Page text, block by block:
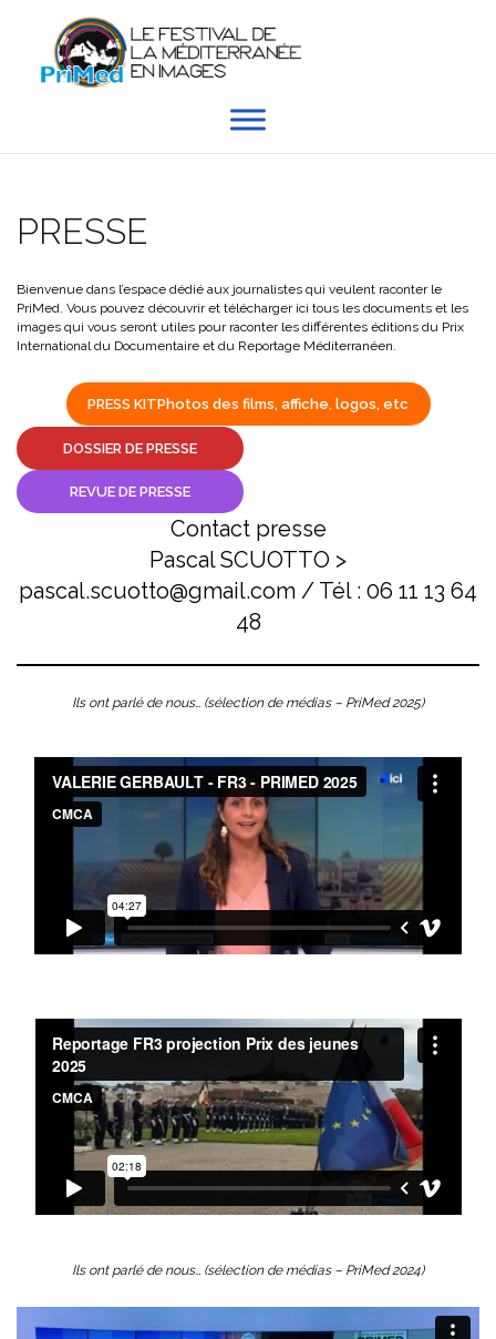
contenu
PRESSE
Bienvenue dans l’espace dédié aux journalistes qui veulent raconter le
PriMed. Vous pouvez découvrir et télécharger ici tous les documents et les
images qui vous seront utiles pour raconter les différentes éditions du Prix
International du Documentaire et du Reportage Méditerranéen.
PRESS KITPhotos des films, affiche, logos, etc
DOSSIER DE PRESSE
REVUE DE PRESSE
Contact presse
Pascal SCUOTTO >
pascal.scuotto@gmail.com / Tél : 06 11 13 64
48
Ils ont parlé de nous… (sélection de médias – PriMed 2025)
Ils ont parlé de nous… (sélection de médias – PriMed 2024)